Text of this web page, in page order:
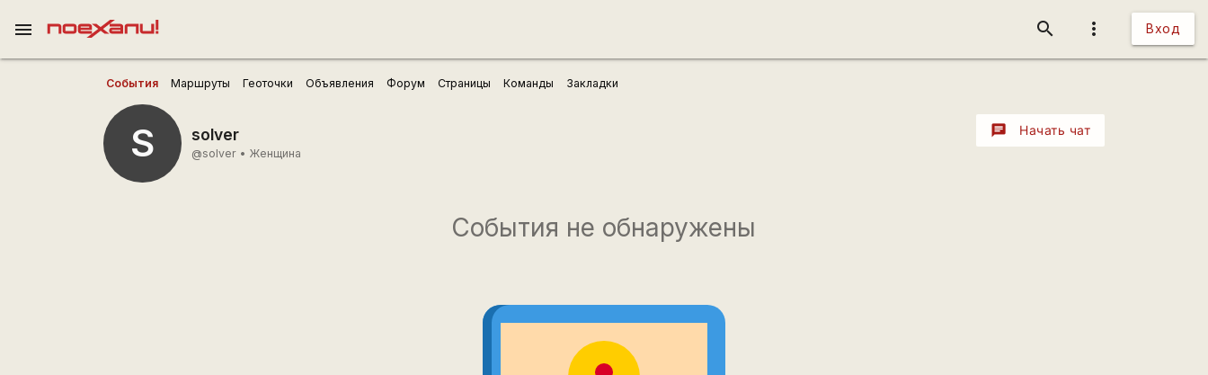
more_vert Вход
search
menu
События Маршруты Геоточки Объявления Форум Страницы Команды Закладки
S solver
@solver • Женщина
chat Начать чат
События не обнаружены